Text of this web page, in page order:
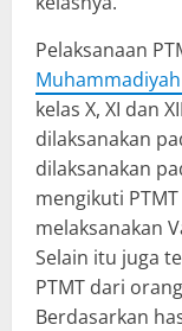
Pelaksanaan
kelas X, XI dan
dilaksanakan
dilaksanakan
mengikuti
melaksanakan
Selain itu juga
PTMT dari
Berdasarkan